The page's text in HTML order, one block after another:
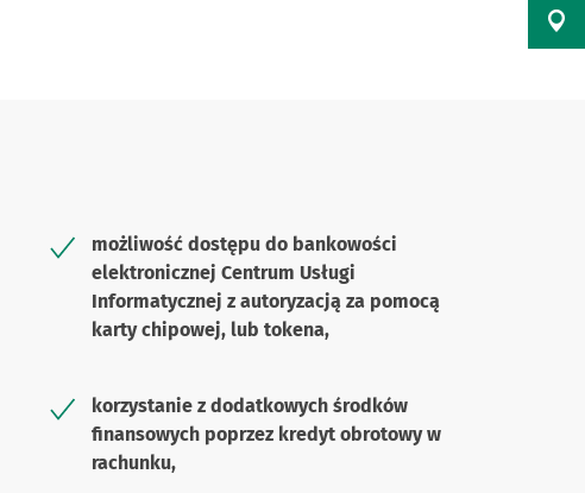
możliwość dostępu do bankowości
elektronicznej Centrum Usługi
Informatycznej z autoryzacją za pomocą
karty chipowej, lub tokena,
korzystanie z dodatkowych środków
finansowych poprzez kredyt obrotowy w
rachunku,